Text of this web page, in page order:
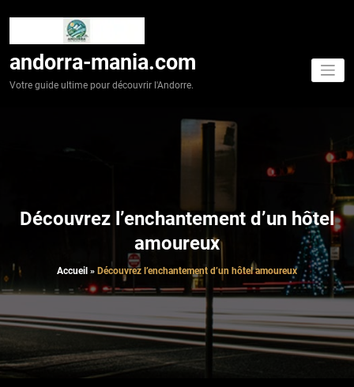
andorra-mania.com
Votre guide ultime pour découvrir l'Andorre.
Découvrez l’enchantement d’un hôtel
amoureux
Accueil » Découvrez l’enchantement d’un hôtel amoureux